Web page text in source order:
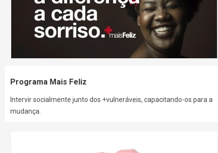
Programa Mais Feliz
Intervir socialmente junto dos +vulneráveis, capacitando-os para a
mudança.